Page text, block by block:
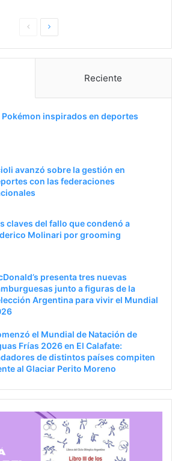
PaginaSiguiente
Reciente
Pokémon inspirados en deportes
avanzó sobre la gestión en
con las federaciones
claves del fallo que condenó a
Molinari por grooming
presenta tres nuevas
junto a figuras de la
Argentina para vivir el Mundial
el Mundial de Natación de
Frías 2026 en El Calafate:
de distintos países compiten
al Glaciar Perito Moreno